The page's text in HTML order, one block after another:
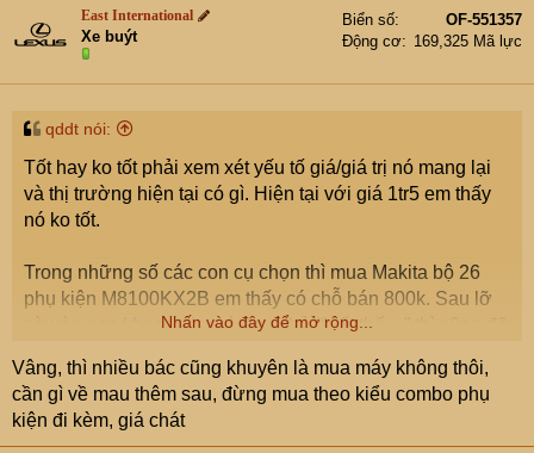
o
s
East International
Xe buýt
Biển số
OF-551357
Động cơ
169,325 Mã lực
qddt nói:
Tốt hay ko tốt phải xem xét yếu tố giá/giá trị nó mang lại
và thị trường hiện tại có gì. Hiện tại với giá 1tr5 em thấy
nó ko tốt.
Trong những số các con cụ chọn thì mua Makita bộ 26
phụ kiện M8100KX2B em thấy có chỗ bán 800k. Sau lỡ
sờ vào con khoan pin mà than thở “biết thế…” thì cũng đỡ
Nhấn vào đây để mở rộng...
Vâng, thì nhiều bác cũng khuyên là mua máy không thôi,
cần gì về mau thêm sau, đừng mua theo kiểu combo phụ
kiện đi kèm, giá chát